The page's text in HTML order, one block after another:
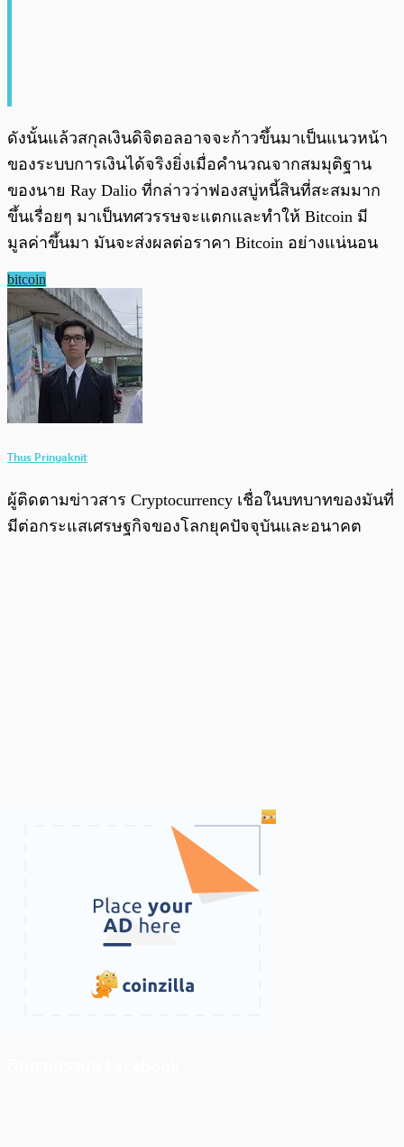
ดังนั้นแล้วสกุลเงินดิจิตอลอาจจะก้าวขึ้นมาเป็นแนวหน้า
ของระบบการเงินได้จริงยิ่งเมื่อคำนวณจากสมมุติฐาน
ของนาย Ray Dalio ที่กล่าวว่าฟองสบู่หนี้สินที่สะสมมาก
ขึ้นเรื่อยๆ มาเป็นทศวรรษจะแตกและทำให้ Bitcoin มี
มูลค่าขึ้นมา มันจะส่งผลต่อราคา Bitcoin อย่างแน่นอน
bitcoin
Thus Prinyaknit
ผู้ติดตามข่าวสาร Cryptocurrency เชื่อในบทบาทของมันที่
มีต่อกระแสเศรษฐกิจของโลกยุคปัจจุบันและอนาคต